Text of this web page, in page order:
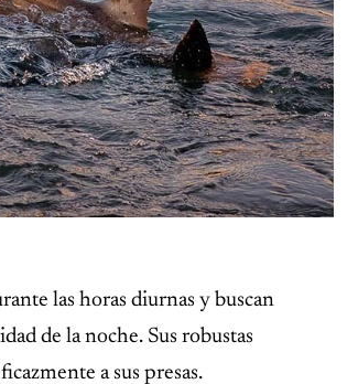
las horas diurnas y buscan
de la noche. Sus robustas
a sus presas.